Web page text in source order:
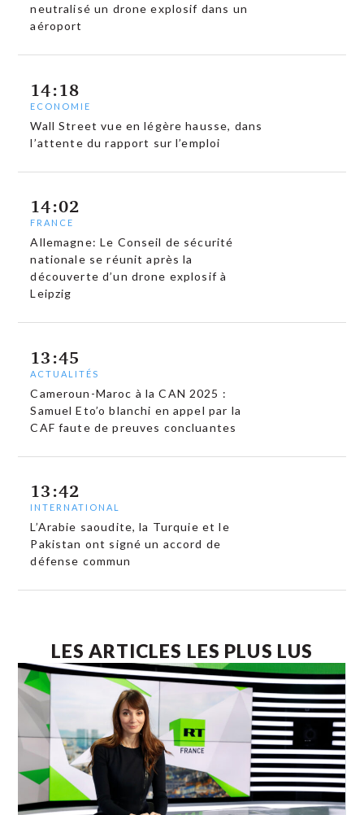
neutralisé un drone explosif dans un
aéroport
14:18
ECONOMIE
Wall Street vue en légère hausse, dans
l’attente du rapport sur l’emploi
14:02
FRANCE
Allemagne: Le Conseil de sécurité
nationale se réunit après la
découverte d’un drone explosif à
Leipzig
13:45
ACTUALITÉS
Cameroun-Maroc à la CAN 2025 :
Samuel Eto’o blanchi en appel par la
CAF faute de preuves concluantes
13:42
INTERNATIONAL
L’Arabie saoudite, la Turquie et le
Pakistan ont signé un accord de
défense commun
LES ARTICLES LES PLUS LUS